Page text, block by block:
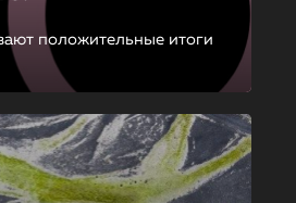
положительные итоги